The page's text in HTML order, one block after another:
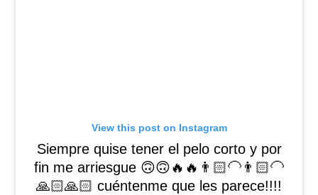
View this post on Instagram
Siempre quise tener el pelo corto y por
fin me arriesgue 🙃🙃🔥🔥👨🏻‍🦲👨🏻‍🦲
🙏🏻🙏🏻 cuéntenme que les parece!!!!